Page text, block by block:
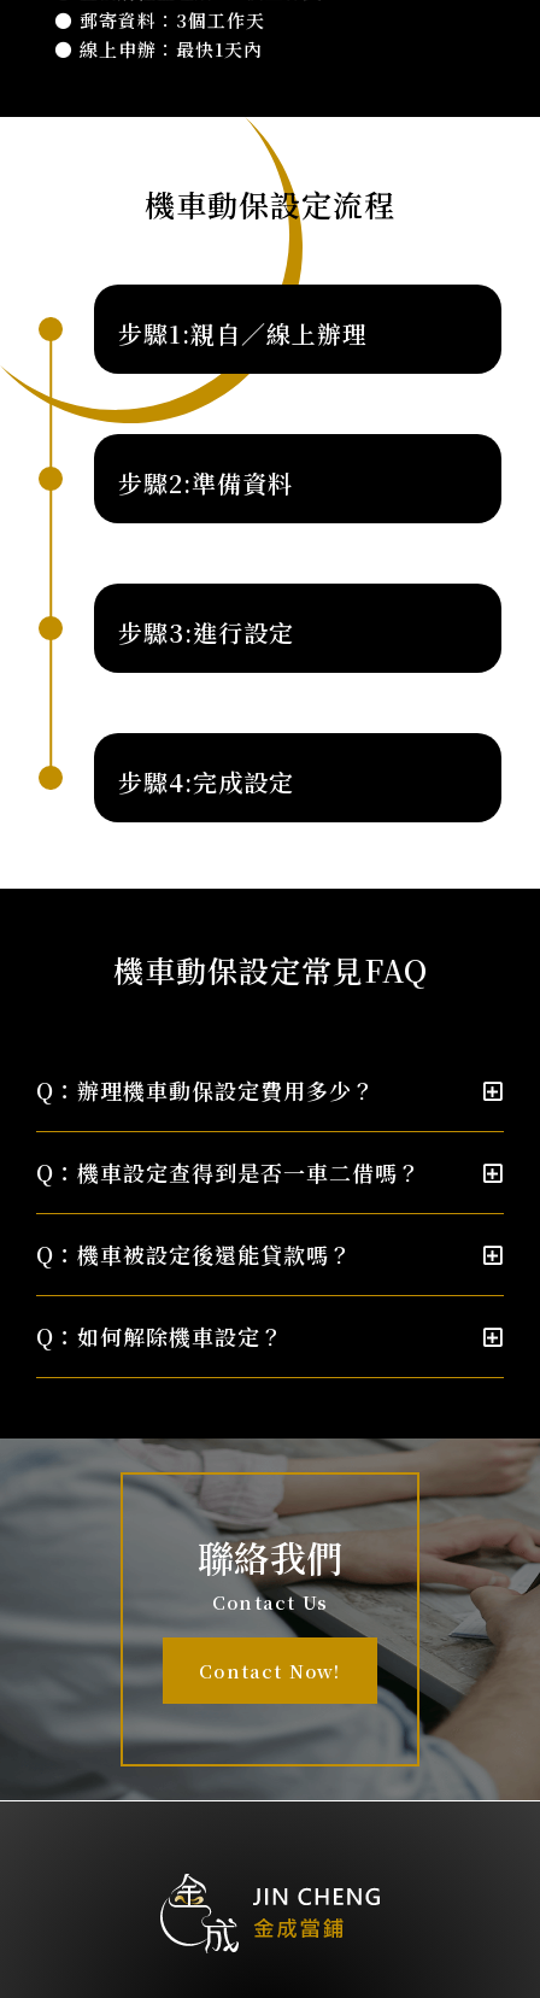
● 郵寄資料：3個工作天
● 線上申辦：最快1天內
機車動保設定流程
步驟1:親自／線上辦理
步驟2:準備資料
步驟3:進行設定
步驟4:完成設定
機車動保設定常見FAQ
Q：辦理機車動保設定費用多少？
Q：機車設定查得到是否一車二借嗎？
Q：機車被設定後還能貸款嗎？
Q：如何解除機車設定？
聯絡我們
Contact Us
Contact Now!